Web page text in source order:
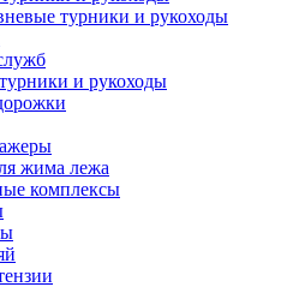
турники и рукоходы
и рукоходы
жима лежа
комплексы